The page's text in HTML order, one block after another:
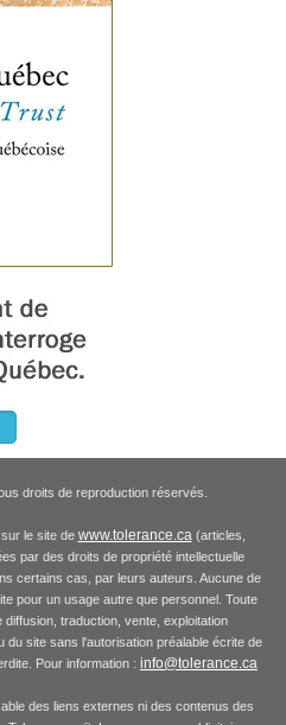
droits de reproduction réservés.
le site de www.tolerance.ca(articles,
par des droits de propriété intellectuelle
certains cas, par leurs auteurs. Aucune de
pour un usage autre que personnel. Toute
traduction, vente, exploitation
du site sans l'autorisation préalable écrite de
Pour information : info@tolerance.ca
des liens externes ni des contenus des